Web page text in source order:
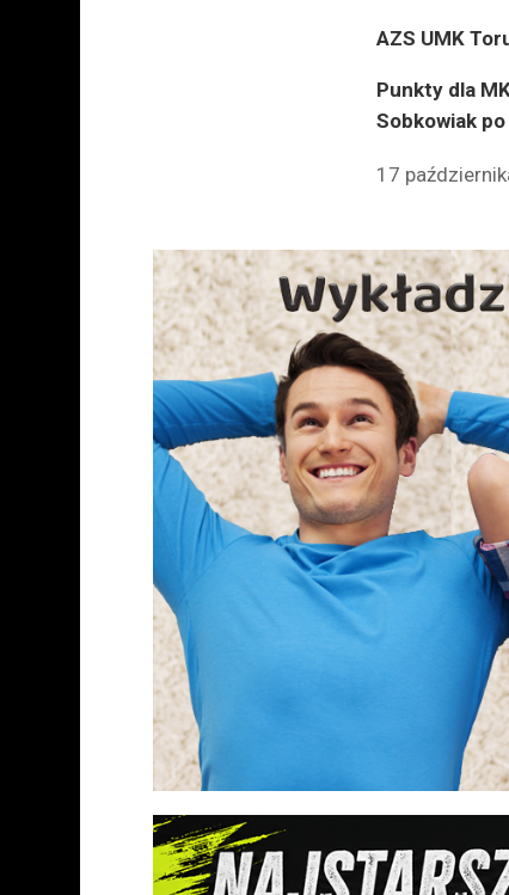
AZS UMK
Punkty dla
Sobkowiak po
17